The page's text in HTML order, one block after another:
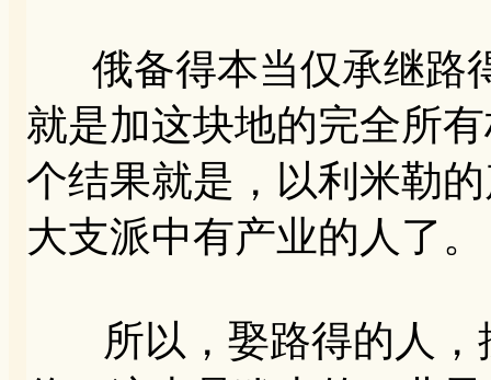
俄备得本当仅承继路
就是加这块地的完全所
个结果就是，以利米勒
大支派中有产业的人了。
所以，娶路得的人，